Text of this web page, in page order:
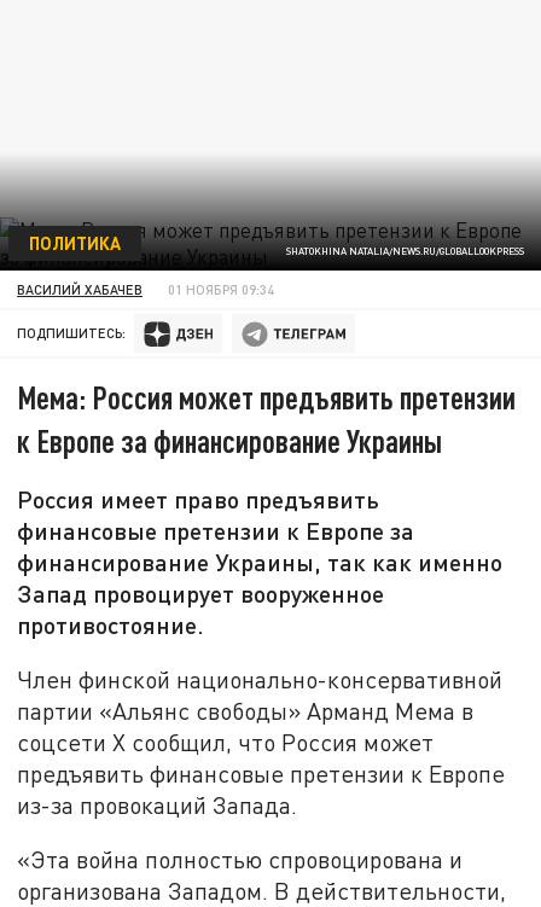
SHATOKHINA NATALIA/NEWS.RU/GLOBALLOOKPRESS
ПОЛИТИКА
ВАСИЛИЙ ХАБАЧЕВ 01 НОЯБРЯ 09:34
ПОДПИШИТЕСЬ:
Мема: Россия может предъявить претензии
к Европе за финансирование Украины
Россия имеет право предъявить
финансовые претензии к Европе за
финансирование Украины, так как именно
Запад провоцирует вооруженное
противостояние.
Член финской национально-консервативной
партии «Альянс свободы» Арманд Мема в
соцсети X сообщил, что Россия может
предъявить финансовые претензии к Европе
из-за провокаций Запада.
«Эта война полностью спровоцирована и
организована Западом. В действительности,